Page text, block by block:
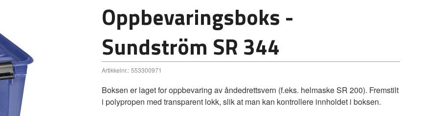
Oppbevaringsboks -
Sundström SR 344
Artikkelnr.: 553300971
Boksen er laget for oppbevaring av åndedrettsvern (f.eks. helmaske SR 200). Fremstilt
i polypropen med transparent lokk, slik at man kan kontrollere innholdet i boksen.